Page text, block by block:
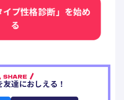
プ性格診断」を始め
る
SHARE
友達におしえる！